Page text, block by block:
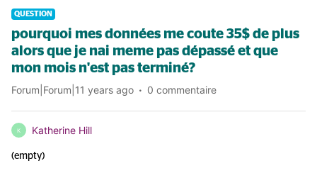
QUESTION
pourquoi mes données me coute 35$ de plus
alors que je nai meme pas dépassé et que
mon mois n'est pas terminé?
Forum|Forum|11 years ago 0 commentaire
K Katherine Hill
(empty)